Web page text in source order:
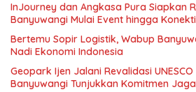
InJourney dan Angkasa Pura Siapkan
Banyuwangi Mulai Event hingga
Bertemu Sopir Logistik, Wabup
Nadi Ekonomi Indonesia
Geopark Ijen Jalani Revalidasi